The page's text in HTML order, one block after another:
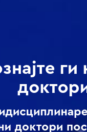
доктори